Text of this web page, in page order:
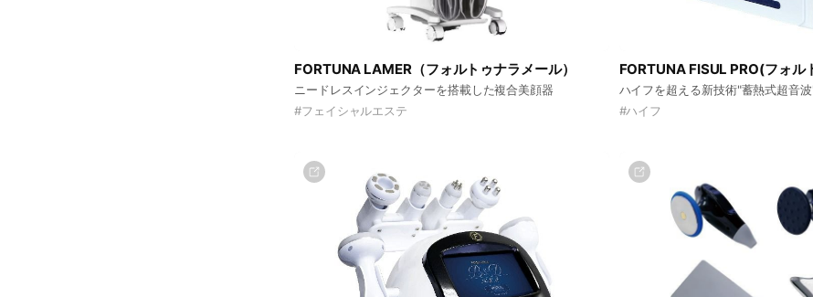
FORTUNA LAMER（フォルトゥナラメール）
ニードレスインジェクターを搭載した複合美顔器
#フェイシャルエステ
FORTUNA FISUL PRO(フォル
ハイフを超える新技術"蓄熱式超音
#ハイフ